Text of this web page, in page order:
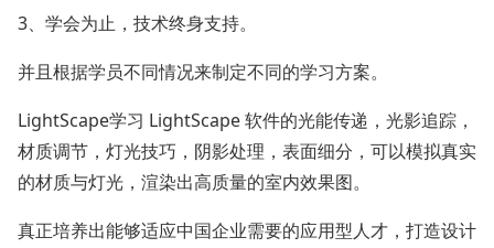
3、学会为止，技术终身支持。
并且根据学员不同情况来制定不同的学习方案。
LightScape学习 LightScape 软件的光能传递，光影追踪，
材质调节，灯光技巧，阴影处理，表面细分，可以模拟真实
的材质与灯光，渲染出高质量的室内效果图。
真正培养出能够适应中国企业需要的应用型人才，打造设计